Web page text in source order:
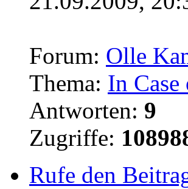
Forum: Olle
Thema: In
Antworten: 9
Zugriffe:
Rufe den